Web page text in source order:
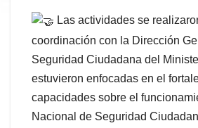
Las actividades se
coordinación con la Dirección
Seguridad Ciudadana del
estuvieron enfocadas en el
capacidades sobre el
Nacional de Seguridad